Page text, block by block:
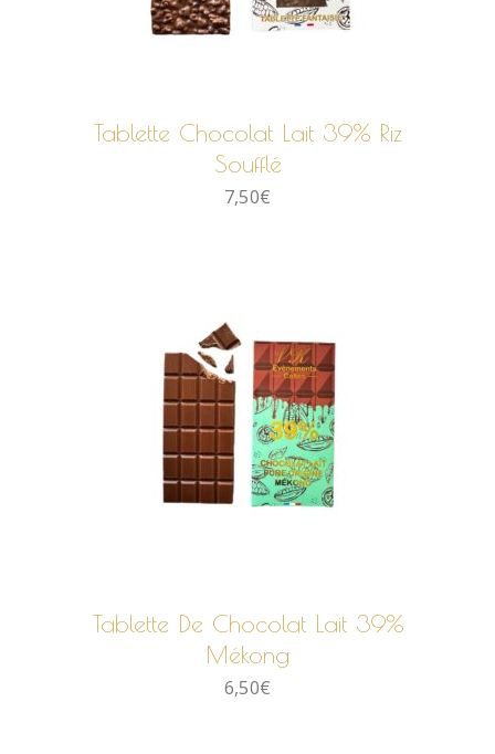
Tablette Chocolat Lait 39% Riz
Soufflé
7,50€
Tablette De Chocolat Lait 39%
Mékong
6,50€